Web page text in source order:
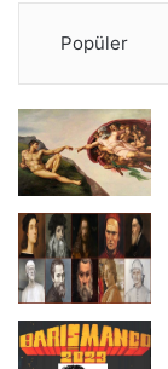
Popüler